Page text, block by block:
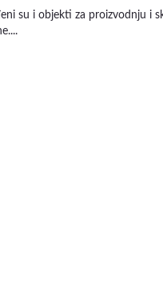
su i objekti za proizvodnju i